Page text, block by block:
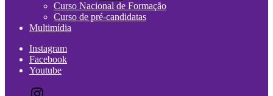
Curso Nacional de Formação
Curso de pré-candidatas
Multimídia
Instagram
Facebook
Youtube
Instagram